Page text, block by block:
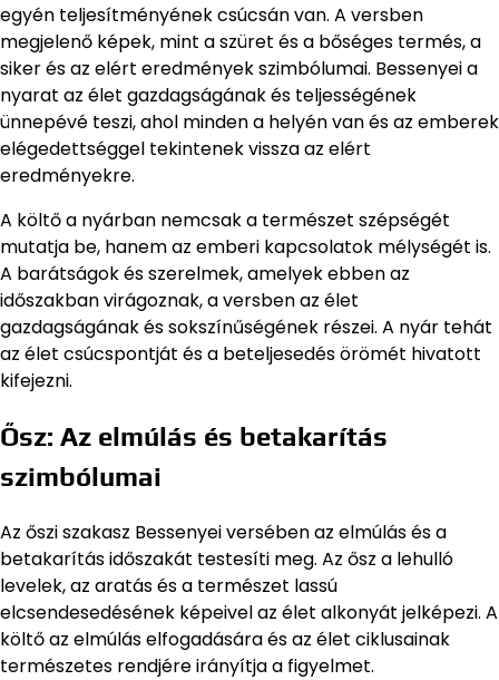
egyén teljesítményének csúcsán van. A versben
megjelenő képek, mint a szüret és a bőséges termés, a
siker és az elért eredmények szimbólumai. Bessenyei a
nyarat az élet gazdagságának és teljességének
ünnepévé teszi, ahol minden a helyén van és az emberek
elégedettséggel tekintenek vissza az elért
eredményekre.
A költő a nyárban nemcsak a természet szépségét
mutatja be, hanem az emberi kapcsolatok mélységét is.
A barátságok és szerelmek, amelyek ebben az
időszakban virágoznak, a versben az élet
gazdagságának és sokszínűségének részei. A nyár tehát
az élet csúcspontját és a beteljesedés örömét hivatott
kifejezni.
Ősz: Az elmúlás és betakarítás
szimbólumai
Az őszi szakasz Bessenyei versében az elmúlás és a
betakarítás időszakát testesíti meg. Az ősz a lehulló
levelek, az aratás és a természet lassú
elcsendesedésének képeivel az élet alkonyát jelképezi. A
költő az elmúlás elfogadására és az élet ciklusainak
természetes rendjére irányítja a figyelmet.